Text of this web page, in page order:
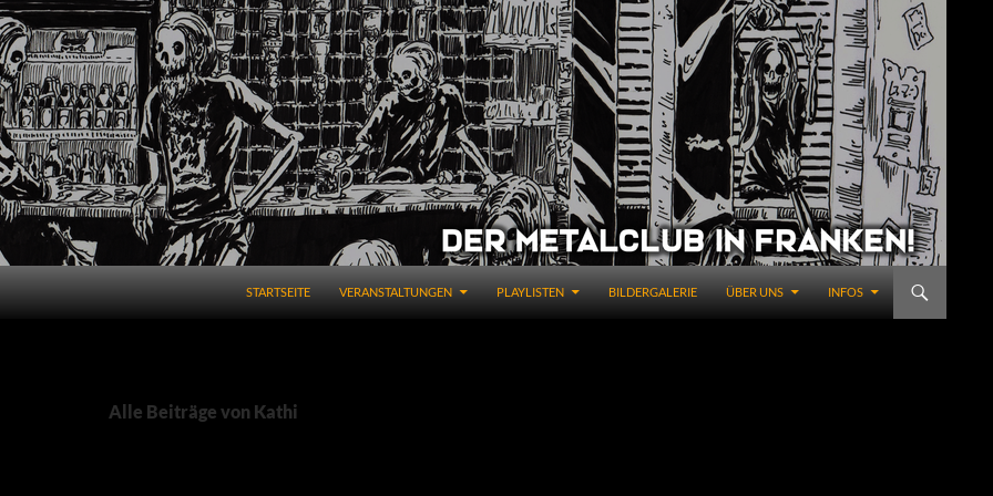
STARTSEITE VERANSTALTUNGEN PLAYLISTEN BILDERGALERIE ÜBER UNS INFOS
Alle Beiträge von Kathi